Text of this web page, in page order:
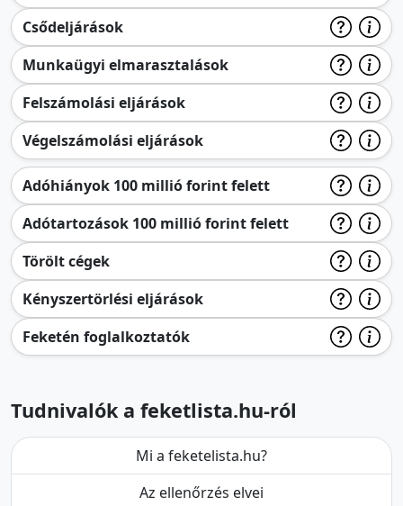
Csődeljárások
Munkaügyi elmarasztalások
Felszámolási eljárások
Végelszámolási eljárások
Adóhiányok 100 millió forint felett
Adótartozások 100 millió forint felett
Törölt cégek
Kényszertörlési eljárások
Feketén foglalkoztatók
Tudnivalók a feketlista.hu-ról
Mi a feketelista.hu?
Az ellenőrzés elvei